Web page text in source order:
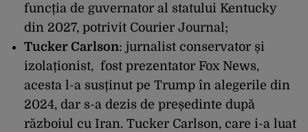
funcția de guvernator al statului Kentucky
din 2027, potrivit Courier Journal;
Tucker Carlson: jurnalist conservator și
izolaționist, fost prezentator Fox News,
acesta l-a susținut pe Trump în alegerile din
2024, dar s-a dezis de președinte după
războiul cu Iran. Tucker Carlson, care i-a luat